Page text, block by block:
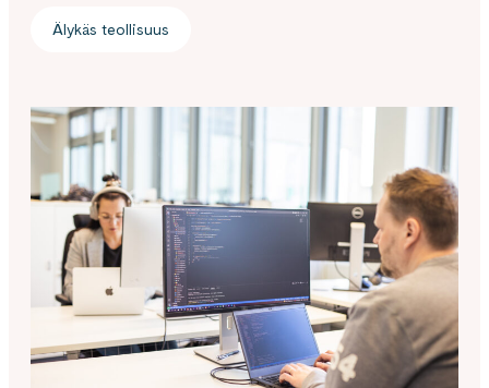
Älykäs teollisuus